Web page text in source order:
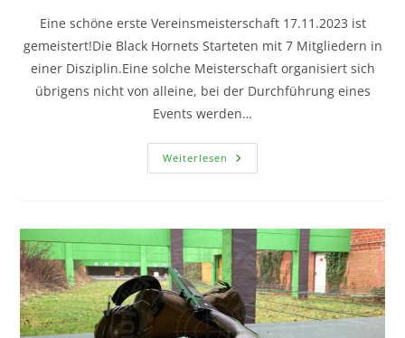
Eine schöne erste Vereinsmeisterschaft 17.11.2023 ist
gemeistert!Die Black Hornets Starteten mit 7 Mitgliedern in
einer Disziplin.Eine solche Meisterschaft organisiert sich
übrigens nicht von alleine, bei der Durchführung eines
Events werden…
Weiterlesen